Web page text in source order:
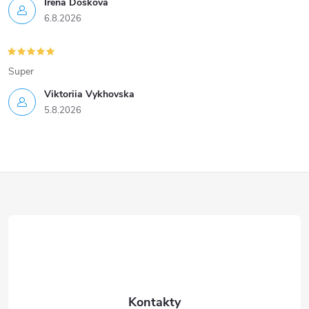
p
i
s
u
6.8.2026
Viktoriia Vykhovska
5.8.2026
Super